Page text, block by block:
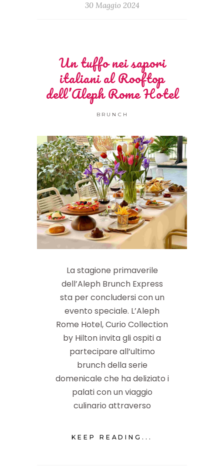
30 Maggio 2024
Un tuffo nei sapori
italiani al Rooftop
dell’Aleph Rome Hotel
BRUNCH
La stagione primaverile
dell’Aleph Brunch Express
sta per concludersi con un
evento speciale. L’Aleph
Rome Hotel, Curio Collection
by Hilton invita gli ospiti a
partecipare all’ultimo
brunch della serie
domenicale che ha deliziato i
palati con un viaggio
culinario attraverso
KEEP READING...